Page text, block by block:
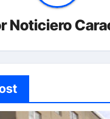
Noticiero